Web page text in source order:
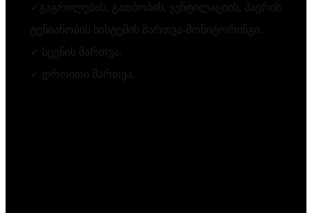
✓გაგრილების, გათბობის, ვენტილაციის, ჰაერის
ტენიანობის სისტემის მართვა-მონიტორინგი.
✓ სცენის მართვა.
✓ დროითი მართვა.